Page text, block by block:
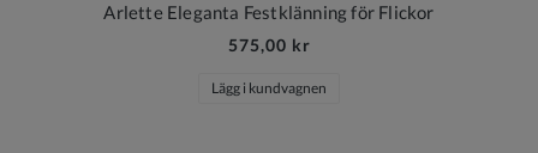
Arlette Eleganta Festklänning för Flickor
575,00 kr
Lägg i kundvagnen